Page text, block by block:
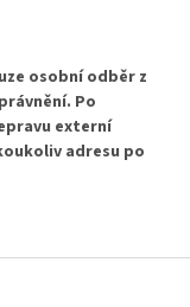
osobní odběr z
Po
externí
adresu po